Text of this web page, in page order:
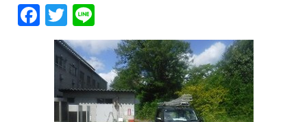
F
a
b
T
w
it
te
r
n
e